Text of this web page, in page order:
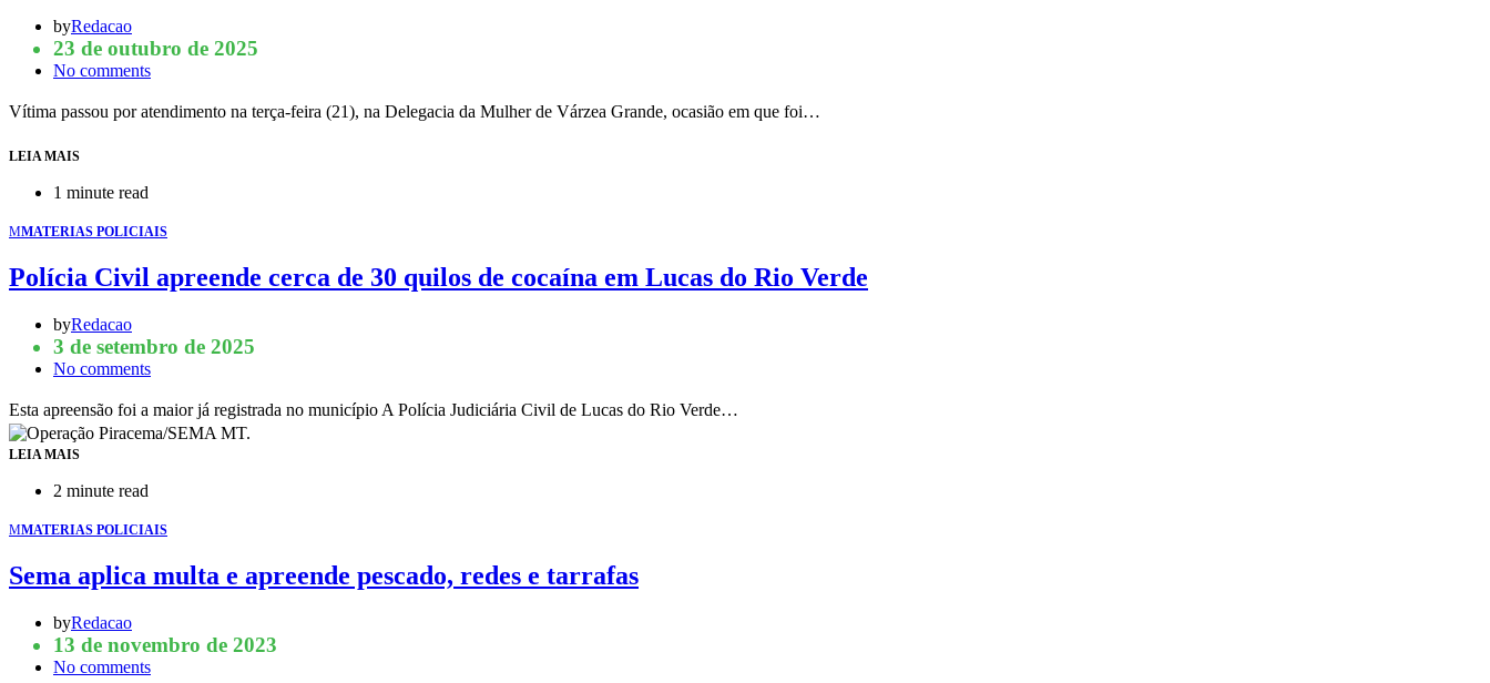
byRedacao
23 de outubro de 2025
No comments
Vítima passou por atendimento na terça-feira (21), na Delegacia da Mulher de Várzea Grande, ocasião em que foi…
LEIA MAIS
1 minute read
MMATERIAS POLICIAIS
Polícia Civil apreende cerca de 30 quilos de cocaína em Lucas do Rio Verde
byRedacao
3 de setembro de 2025
No comments
Esta apreensão foi a maior já registrada no município A Polícia Judiciária Civil de Lucas do Rio Verde…
LEIA MAIS
2 minute read
MMATERIAS POLICIAIS
Sema aplica multa e apreende pescado, redes e tarrafas
byRedacao
13 de novembro de 2023
No comments